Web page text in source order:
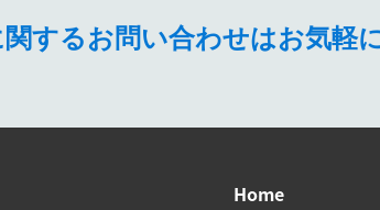
するお問い合わせはお気軽
Home